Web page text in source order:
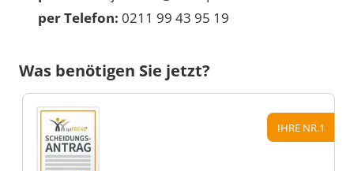
per Telefon: 0211 99 43 95 19
Was benötigen Sie jetzt?
IHRE NR.1